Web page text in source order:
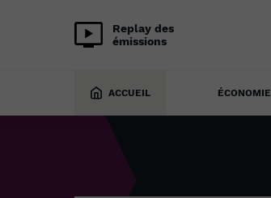
Replay des
émissions
ACCUEIL ÉCONOMIE